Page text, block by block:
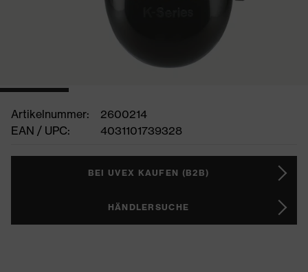
Artikelnummer:
2600214
EAN / UPC:
4031101739328
BEI UVEX KAUFEN (B2B)
HÄNDLERSUCHE